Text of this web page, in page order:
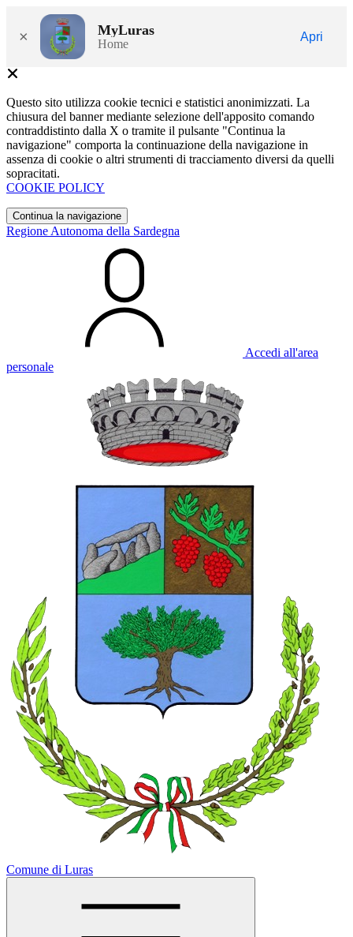
× MyLuras
Home
Apri
Questo sito utilizza cookie tecnici e statistici anonimizzati. La
chiusura del banner mediante selezione dell'apposito comando
contraddistinto dalla X o tramite il pulsante "Continua la
navigazione" comporta la continuazione della navigazione in
assenza di cookie o altri strumenti di tracciamento diversi da quelli
sopracitati.
COOKIE POLICY
Continua la navigazione
Regione Autonoma della Sardegna
Accedi all'area
personale
Comune di Luras